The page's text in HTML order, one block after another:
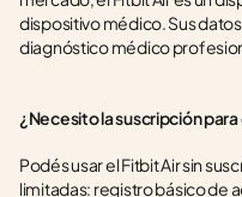
dispositivo médico. Sus
diagnóstico médico
¿Necesito la suscripción
Podés usar el Fitbit Air sin
limitadas: registro básico de